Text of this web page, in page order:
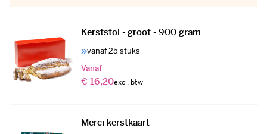
Kerststol - groot - 900 gram
vanaf 25 stuks
Vanaf
€ 16,20
Merci kerstkaart